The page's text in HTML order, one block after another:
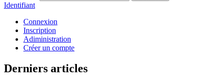
Identifiant
Connexion
Inscription
Adiministration
Créer un compte
Derniers articles